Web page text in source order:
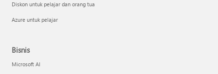
Diskon untuk pelajar dan orang tua
Azure untuk pelajar
Bisnis
Microsoft AI